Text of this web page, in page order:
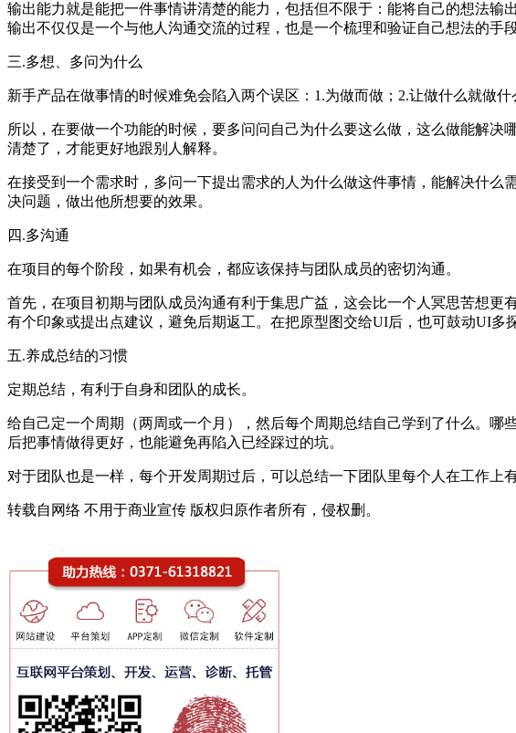
输出能力就是能把一件事情讲清楚的能力，包括但不限于：能将自己的想法输
输出不仅仅是一个与他人沟通交流的过程，也是一个梳理和验证自己想法的手段
三.多想、多问为什么
新手产品在做事情的时候难免会陷入两个误区：1.为做而做；2.让做什么就做什
所以，在要做一个功能的时候，要多问问自己为什么要这么做，这么做能解
清楚了，才能更好地跟别人解释。
在接受到一个需求时，多问一下提出需求的人为什么做这件事情，能解决什
决问题，做出他所想要的效果。
四.多沟通
在项目的每个阶段，如果有机会，都应该保持与团队成员的密切沟通。
首先，在项目初期与团队成员沟通有利于集思广益，这会比一个人冥思苦想
有个印象或提出点建议，避免后期返工。在把原型图交给UI后，也可鼓动UI
五.养成总结的习惯
定期总结，有利于自身和团队的成长。
给自己定一个周期（两周或一个月），然后每个周期总结自己学到了什么。
后把事情做得更好，也能避免再陷入已经踩过的坑。
对于团队也是一样，每个开发周期过后，可以总结一下团队里每个人在工作上
转载自网络 不用于商业宣传 版权归原作者所有，侵权删。